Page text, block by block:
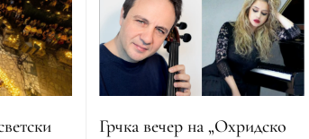
Грчка вечер на „Охридско